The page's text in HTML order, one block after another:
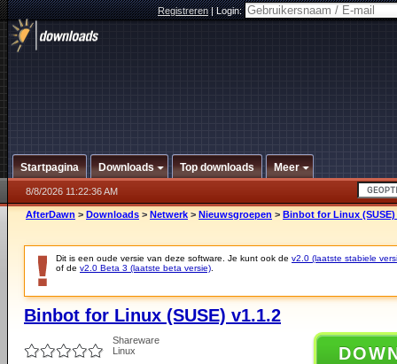
Registreren|Login:
Startpagina Downloads Top downloads Meer
8/8/2026 11:22:36 AM
AfterDawn > Downloads > Netwerk > Nieuwsgroepen > Binbot for Linux (SUSE)
Dit is een oude versie van deze software. Je kunt ook de v2.0 (laatste stabiele
of de v2.0 Beta 3 (laatste beta versie)
Binbot for Linux (SUSE) v1.1.2
Shareware
Linux